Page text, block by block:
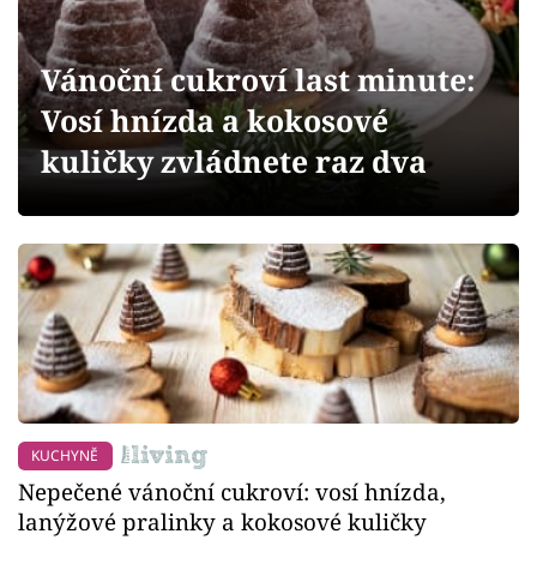
Přihlášení
Sledujte nás
Vánoční cukroví last minute:
Vosí hnízda a kokosové
kuličky zvládnete raz dva
KUCHYNĚ
Nepečené vánoční cukroví: vosí hnízda,
lanýžové pralinky a kokosové kuličky